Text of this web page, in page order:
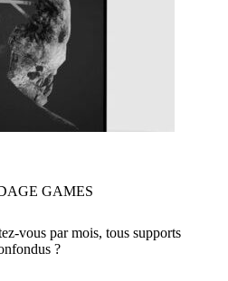
GAMES
vous par mois, tous supports
?